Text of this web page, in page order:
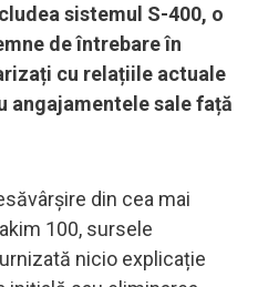
sistemul S-400, o
de întrebare în
cu relațiile actuale
angajamentele sale față
din cea mai
100, sursele
nicio explicație